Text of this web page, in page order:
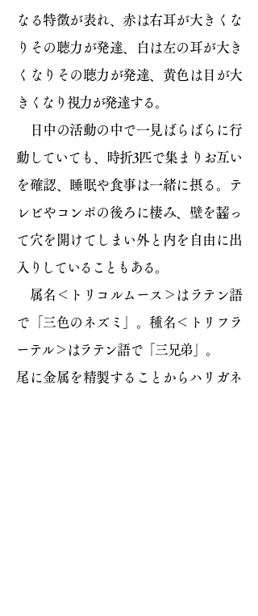
なる特徴が表れ、赤は右耳が大きくな
りその聴力が発達、白は左の耳が大き
くなりその聴力が発達、黄色は目が大
きくなり視力が発達する。
日中の活動の中で一見ばらばらに行
動していても、時折3匹で集まりお互い
を確認、睡眠や食事は一緒に摂る。テ
レビやコンポの後ろに棲み、壁を齧っ
て穴を開けてしまい外と内を自由に出
入りしていることもある。
属名＜トリコルムース＞はラテン語
で「三色のネズミ」。種名＜トリフラ
ーテル＞はラテン語で「三兄弟」。
尾に金属を精製することからハリガネ